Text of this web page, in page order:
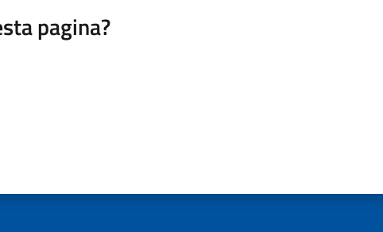
pagina?